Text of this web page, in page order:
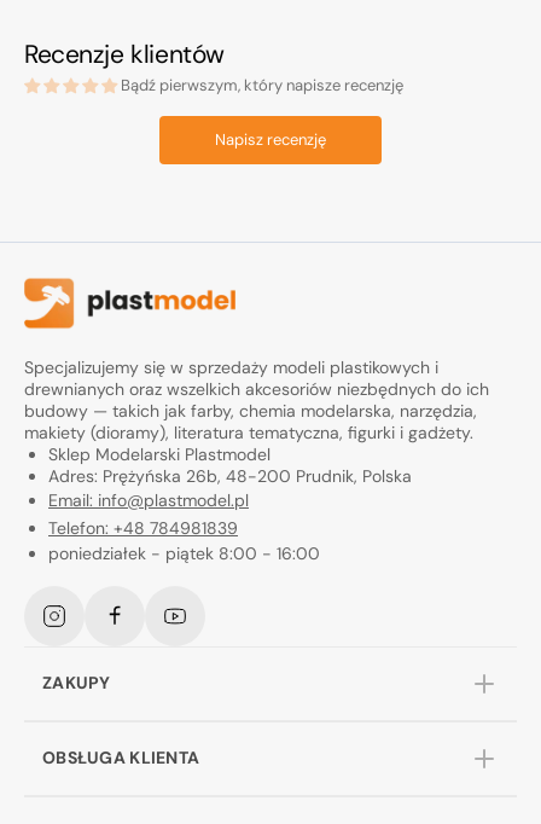
Recenzje klientów
Bądź pierwszym, który napisze recenzję
Napisz recenzję
Specjalizujemy się w sprzedaży modeli plastikowych i
drewnianych oraz wszelkich akcesoriów niezbędnych do ich
budowy — takich jak farby, chemia modelarska, narzędzia,
makiety (dioramy), literatura tematyczna, figurki i gadżety.
Sklep Modelarski Plastmodel
Adres: Prężyńska 26b, 48-200 Prudnik, Polska
Email: info@plastmodel.pl
Telefon: +48 784981839
poniedziałek - piątek 8:00 - 16:00
InstagramFacebookYouTube
ZAKUPY
OBSŁUGA KLIENTA